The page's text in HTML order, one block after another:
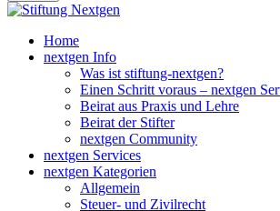
Close
search
Menu
Home
nextgen Info
Was ist stiftung-nextgen?
Einen Schritt voraus – nextgen
Beirat aus Praxis und Lehre
Beirat der Stifter
nextgen Community
nextgen Services
nextgen Kategorien
Allgemein
Steuer- und Zivilrecht